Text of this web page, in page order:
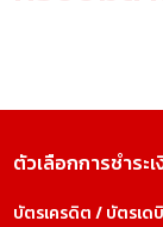
ตัวเลือกการชำระเ
บัตรเครดิต / บัตรเด